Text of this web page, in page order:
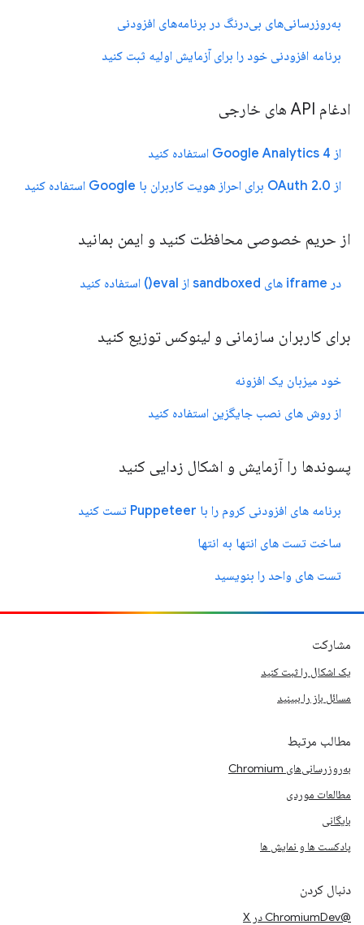
به‌روزرسانی‌های بی‌درنگ در برنامه‌های افزودنی
برنامه افزودنی خود را برای آزمایش اولیه ثبت کنید
ادغام API های خارجی
از Google Analytics 4 استفاده کنید
از OAuth 2.0 برای احراز هویت کاربران با Google استفاده کنید
از حریم خصوصی محافظت کنید و ایمن بمانید
در iframe های sandboxed از eval() استفاده کنید
برای کاربران سازمانی و لینوکس توزیع کنید
خود میزبان یک افزونه
از روش های نصب جایگزین استفاده کنید
پسوندها را آزمایش و اشکال زدایی کنید
برنامه های افزودنی کروم را با Puppeteer تست کنید
ساخت تست های انتها به انتها
تست های واحد را بنویسید
مشارکت
یک اشکال را ثبت کنید
مسائل باز را ببینید
مطالب مرتبط
به‌روزرسانی‌های Chromium
مطالعات موردی
بایگانی
پادکست ها و نمایش ها
دنبال کردن
@ChromiumDev در X